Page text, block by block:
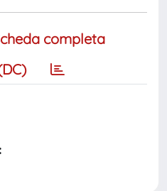
completa